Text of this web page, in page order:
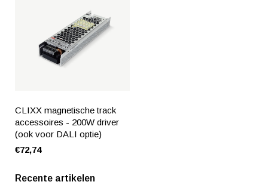
CLIXX magnetische track
accessoires - 200W driver
(ook voor DALI optie)
€72,74
Recente artikelen